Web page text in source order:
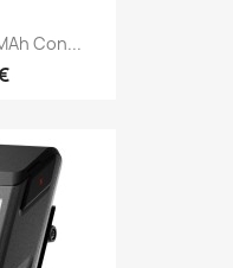
Con...